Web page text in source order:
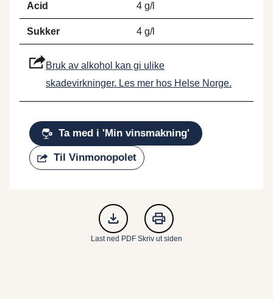
Acid 4 g/l
Sukker 4 g/l
Bruk av alkohol kan gi ulike
skadevirkninger. Les mer hos Helse Norge.
Ta med i 'Min vinsmakning'
Til Vinmonopolet
Last ned PDF Skriv ut siden